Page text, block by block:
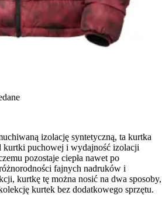
izolację syntetyczną, ta kurtka
kurtki puchowej i wydajność izolacji
pozostaje ciepła nawet po
fajnych nadruków i
kurtkę tę można nosić na dwa sposoby,
kurtek bez dodatkowego sprzętu.